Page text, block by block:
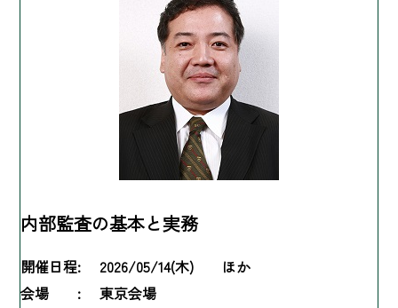
内部監査の基本と実務
開催日程:
2026/05/14(木) ほか
会場 :
東京会場